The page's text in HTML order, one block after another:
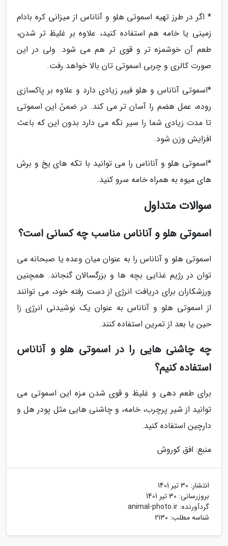
* اگر در طرز تهیه اسموتی هلو و آناناس از میزانی کره بادام
زمینی یا خامه هم استفاده کنید، علاوه بر غلیظ تر شدن،
طعم آن خوشمزه تر و قوی تر هم می شود. ولی در این
صورت کالری و چربی اسموتی تان بالا خواهد رفت.
*اسموتی آناناس و هلو فیبر زیادی دارد و علاوه بر پاکسازی
روده، عمل هضم را آسان تر می کند. در ضمنً این اسموتی
تا مدت زیادی شما را سیر نگه می دارد بدون این که باعث
افزایش وزن شود.
*اسموتی هلو و آناناس را می توانید با تکه های یخ و برش
های میوه به همراه خامه سرو کنید.
سوالات متداول
اسموتی هلو و آناناس مناسب چه کسانی است؟
اسموتی هلو و آناناس را به عنوان میان وعده یا صبحانه می
توان در رژیم غذایی بچه ها و بزرگسالان گنجاند. همچنین
ورزشکاران برای دریافت انرژی از دست رفته خود، می توانند
از اسموتی هلو و آناناس به عنوان یک نوشیدنی انرژی زا
حین یا بعد از تمرین استفاده کنند.
چه چاشنی هایی را در اسموتی هلو و آناناس
استفاده کنیم؟
برای طعم دهی و غلیظ و قوی شدن مزه این اسموتی می
توانید از شیر پرچرب، خامه، و چاشنی هایی مثل پودر هل و
دارچین استفاده کنید.
منبع: افق کوروش
انتشار: 30 تیر 1401
بروزرسانی: 30 تیر 1401
گردآورنده: animal-photo.ir
شناسه مطلب: 2130